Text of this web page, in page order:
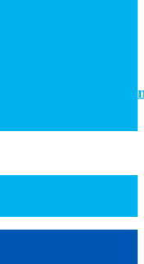
för att leverera